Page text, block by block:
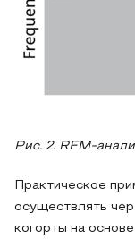
Рис. 2.
Практическое
осуществлять
когорты на